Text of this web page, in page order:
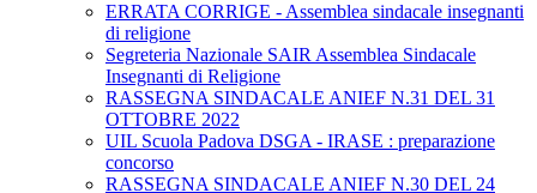
ERRATA CORRIGE - Assemblea sindacale insegnanti
di religione
Segreteria Nazionale SAIR Assemblea Sindacale
Insegnanti di Religione
RASSEGNA SINDACALE ANIEF N.31 DEL 31
OTTOBRE 2022
UIL Scuola Padova DSGA - IRASE : preparazione
concorso
RASSEGNA SINDACALE ANIEF N.30 DEL 24